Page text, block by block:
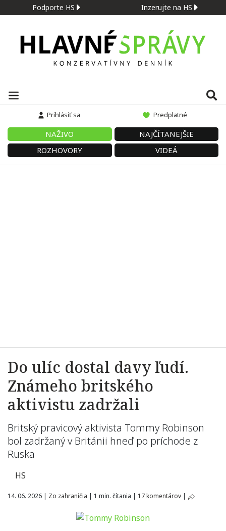
Podporte HS Inzerujte na HS
Prihlásiť sa Predplatné
NAŽIVO
NAJČÍTANEJŠIE
ROZHOVORY
VIDEÁ
Do ulíc dostal davy ľudí.
Známeho britského
aktivistu zadržali
Britský pravicový aktivista Tommy Robinson
bol zadržaný v Británii hneď po príchode z
Ruska
HS
14. 06. 2026 | Zo zahraničia | 1 min. čítania | 17 komentárov |